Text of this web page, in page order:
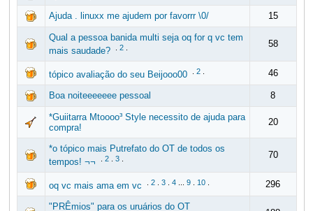
Ajuda . linuxx me ajudem por favorrr \0/ 15
Qual a pessoa banida multi seja oq for q vc tem
mais saudade?
2. 58
tópico avaliação do seu Beijooo00 2. 46
Boa noiteeeeeee pessoal 8
*Guiitarra Mtoooo³ Style necessito de ajuda para
compra!
20
*o tópico mais Putrefato do OT de todos os
tempos! ¬¬
2. 3. 70
oq vc mais ama em vc 2. 3. 4... 9. 10. 296
"PRÊmios" para os uruários do OT